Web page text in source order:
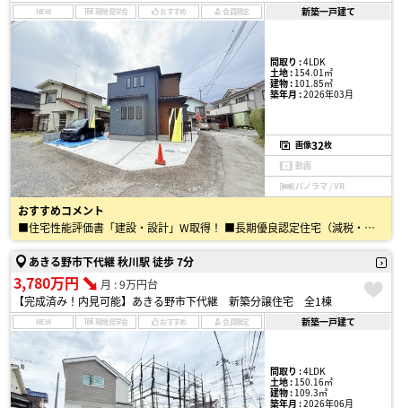
NEW 現地見学会 おすすめ 会員限定 新築一戸建て
間取り :4LDK
土地 :154.01㎡
建物 :101.85㎡
築年月 :2026年03月
画像32枚
動画
パノラマ / VR
おすすめコメント
■住宅性能評価書「建設・設計」W取得！ ■長期優良認定住宅（減税・控除） ■BELS（建築物省エネ表示制度） ■耐震等級「3」取得！ ※耐震等級「3」は住宅性能評価書の耐震性おいて最も高い等…
あきる野市下代継 秋川駅 徒歩 7分
3,780万円
月 : 9万円台
【完成済み！内見可能】あきる野市下代継 新築分譲住宅 全1棟
NEW 現地見学会 おすすめ 会員限定 新築一戸建て
間取り :4LDK
土地 :150.16㎡
建物 :109.3㎡
築年月 :2026年06月